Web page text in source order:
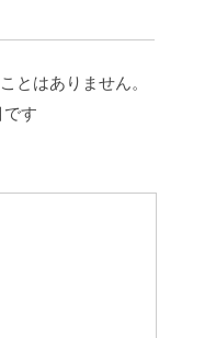
とはありません。
です